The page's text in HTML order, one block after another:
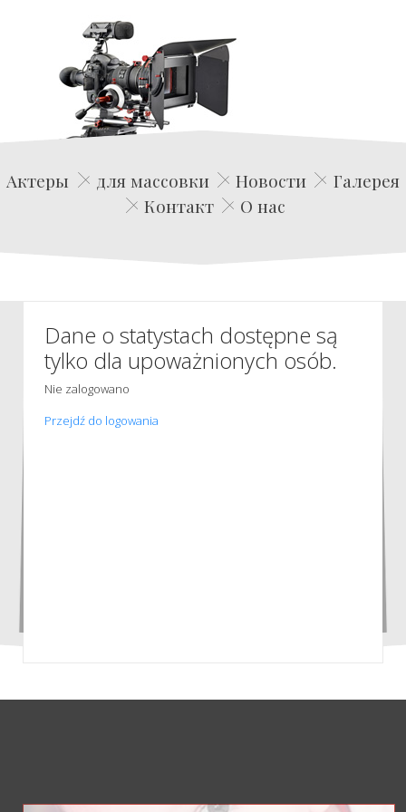
Edwin Film Agencja Aktorska
Актеры для массовки Новости
Галерея
Контакт
О нас
Dane o statystach dostępne są
tylko dla upoważnionych osób.
Nie zalogowano
Przejdź do logowania